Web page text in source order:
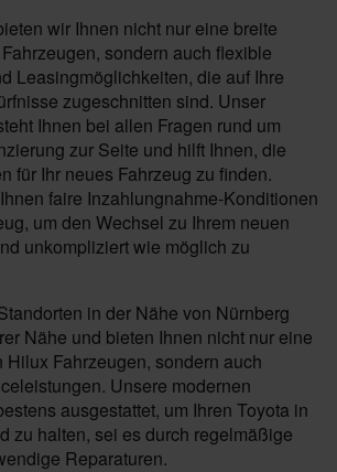
wir Ihnen nicht nur eine breite
sondern auch flexible
Leasingmöglichkeiten, die auf Ihre
zugeschnitten sind. Unser
Ihnen bei allen Fragen rund um
zur Seite und hilft Ihnen, die
für Ihr neues Fahrzeug zu finden.
faire Inzahlungnahme-Konditionen
um den Wechsel zu Ihrem neuen
unkompliziert wie möglich zu
in der Nähe von Nürnberg
Nähe und bieten Ihnen nicht nur eine
Fahrzeugen, sondern auch
Unsere modernen
ausgestattet, um Ihren Toyota in
zu halten, sei es durch regelmäßige
Reparaturen.